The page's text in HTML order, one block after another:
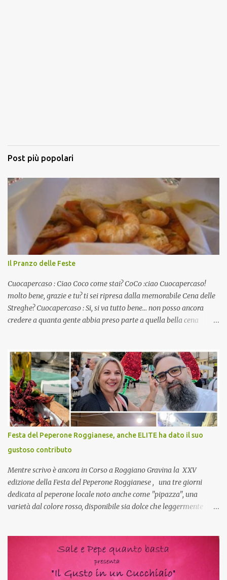
Post più popolari
Il Pranzo delle Feste
Cuocapercaso : Ciao Coco come stai? CoCo :ciao Cuocapercaso!
molto bene, grazie e tu? ti sei ripresa dalla memorabile Cena delle
Streghe? Cuocapercaso : Si, si va tutto bene… non posso ancora
credere a quanta gente abbia preso parte a quella bella cena
pranzo, racconta un po'! Perchè io avrò ospiti e cerco degli spunti...
Cuocapercaso : A dire il vero domenica prossima non preparo
nulla perché vado al Pranzo Aziendale di fine anno organizzato dai
mie capi! CoCo : Pranzo aziendale? Una bella idea! Cuocapercaso :
si, è un modo per riunirsi tutti a fine anno e tirare le somme…
naturalmente mangiando tutti insieme, con grande convivialità!
CoCo : è naturale il cibo, come sappiamo bene, funziona spesso da
collante e anche nel lavoro riesce a creare spesso l’ambiente
favorevole per molte belle opportunità, non trovi? Cuocapercaso :
Si, concordo! …addirittura si dice...
Festa del Peperone Roggianese, anche ELITE ha dato il suo
gustoso contributo
Mentre scrivo è ancora in Corso a Roggiano Gravina la XXV
edizione della Festa del Peperone Roggianese , una tre giorni
dedicata al peperone locale noto anche come "pipazza", una
varietà dal colore rosso, disponibile sia dolce che leggermente
(Pat) della Calabria. Un ingrediente versatile in cucina, utilizzato
fresco o essiccato in ricette della tradizione o in piatti innovativi.
Durante la prima serata dell'evento abbiamo avuto prova della